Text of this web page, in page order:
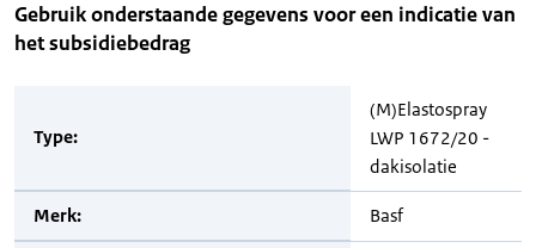
Gebruik onderstaande gegevens voor een indicatie van
het subsidiebedrag
Type:
(M)Elastospray
LWP 1672/20 -
dakisolatie
Merk: Basf